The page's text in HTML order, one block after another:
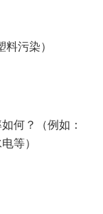
污染）
何？（例如：
等）